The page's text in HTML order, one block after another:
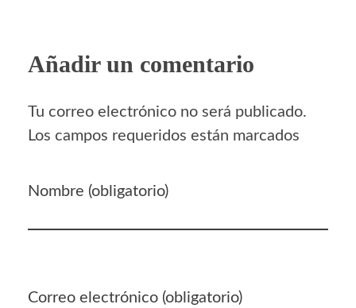
Añadir un comentario
Tu correo electrónico no será publicado.
Los campos requeridos están marcados
Nombre (obligatorio)
Correo electrónico (obligatorio)